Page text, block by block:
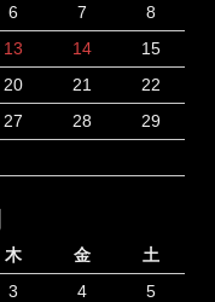
6 7
8
13 14
15
20 21
22
27 28
29
木 金
土
3 4
5